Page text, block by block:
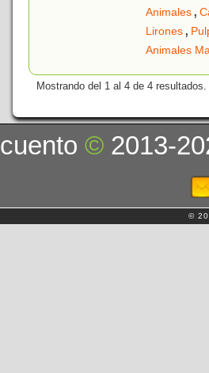
Animales,
Lirones,
Animales
Mostrando del 1 al 4 de 4 resultados.
cuento© 2013-
©